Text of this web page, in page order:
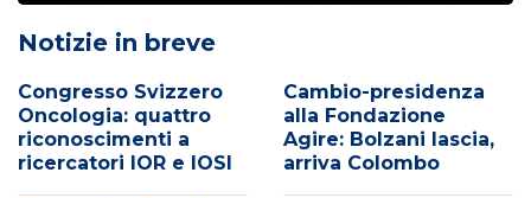
Notizie in breve
Congresso Svizzero
Oncologia: quattro
riconoscimenti a
ricercatori IOR e IOSI
Cambio-presidenza
alla Fondazione
Agire: Bolzani lascia,
arriva Colombo